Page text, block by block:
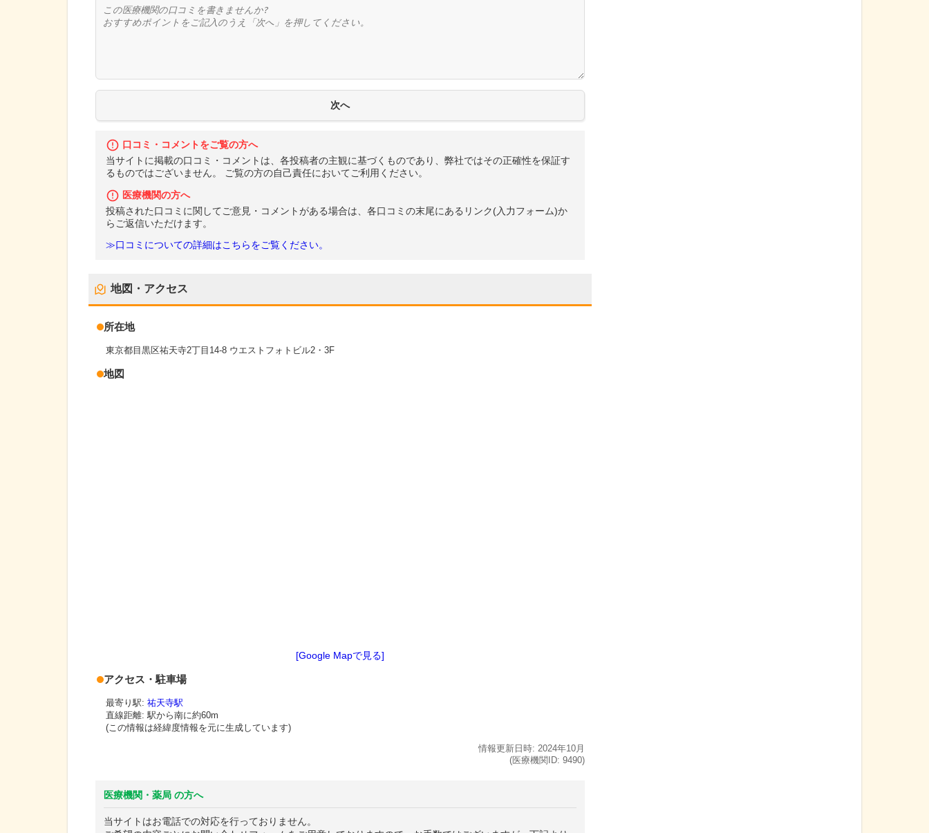
口コミ・コメントをご覧の方へ
当サイトに掲載の口コミ・コメントは、各投稿者の主観に基づくものであり、弊社ではその正確性を保証す
るものではございません。 ご覧の方の自己責任においてご利用ください。
医療機関の方へ
投稿された口コミに関してご意見・コメントがある場合は、各口コミの末尾にあるリンク(入力フォーム)か
らご返信いただけます。
≫口コミについての詳細はこちらをご覧ください。
地図・アクセス
所在地
東京都目黒区祐天寺2丁目14-8 ウエストフォトビル2・3F
地図
[Google Mapで見る]
アクセス・駐車場
最寄り駅: 祐天寺駅
直線距離: 駅から南に約60m
(この情報は経緯度情報を元に生成しています)
情報更新日時: 2024年10月
(医療機関ID: 9490)
医療機関・薬局 の方へ
当サイトはお電話での対応を行っておりません。